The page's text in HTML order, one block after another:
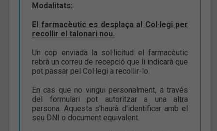
Modalitats:
El farmacèutic es desplaça al Col·legi per
recollir el talonari nou.
Un cop enviada la sol·licitud el farmacèutic
rebrà un correu de recepció que li indicarà que
pot passar pel Col·legi a recollir-lo.
En cas que no vingui personalment, a través
del formulari pot autoritzar a una altra
persona. Aquesta s'haurà d'identificar amb el
seu DNI o document equivalent.